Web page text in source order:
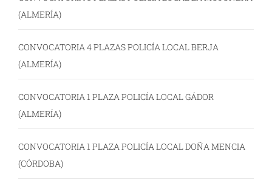
(ALMERÍA)
CONVOCATORIA 4 PLAZAS POLICÍA LOCAL BERJA
(ALMERÍA)
CONVOCATORIA 1 PLAZA POLICÍA LOCAL GÁDOR
(ALMERÍA)
CONVOCATORIA 1 PLAZA POLICÍA LOCAL DOÑA MENCIA
(CÓRDOBA)